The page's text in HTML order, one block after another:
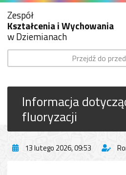
Zespół
Kształcenia i Wychowania
w Dziemianach
Przejdź do
Informacja
fluoryzacji
13 lutego 2026, 09:53